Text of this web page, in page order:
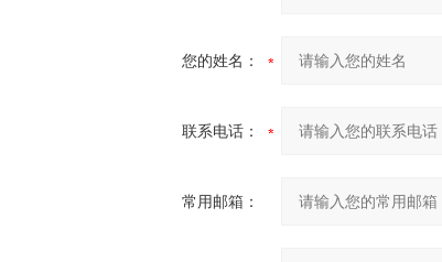
您的姓名：
联系电话：
常用邮箱：